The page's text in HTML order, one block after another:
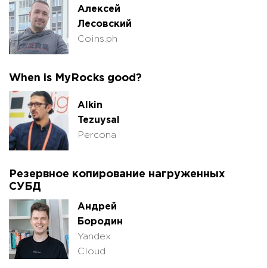
Алексей
Лесовский
Coins.ph
When is MyRocks good?
Alkin
Tezuysal
Percona
Резервное копирование нагруженных
СУБД
Андрей
Бородин
Yandex
Cloud